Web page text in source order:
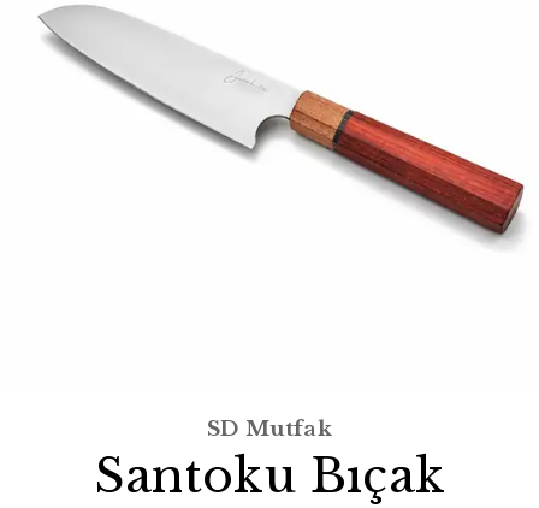
SD Mutfak
Santoku Bıçak